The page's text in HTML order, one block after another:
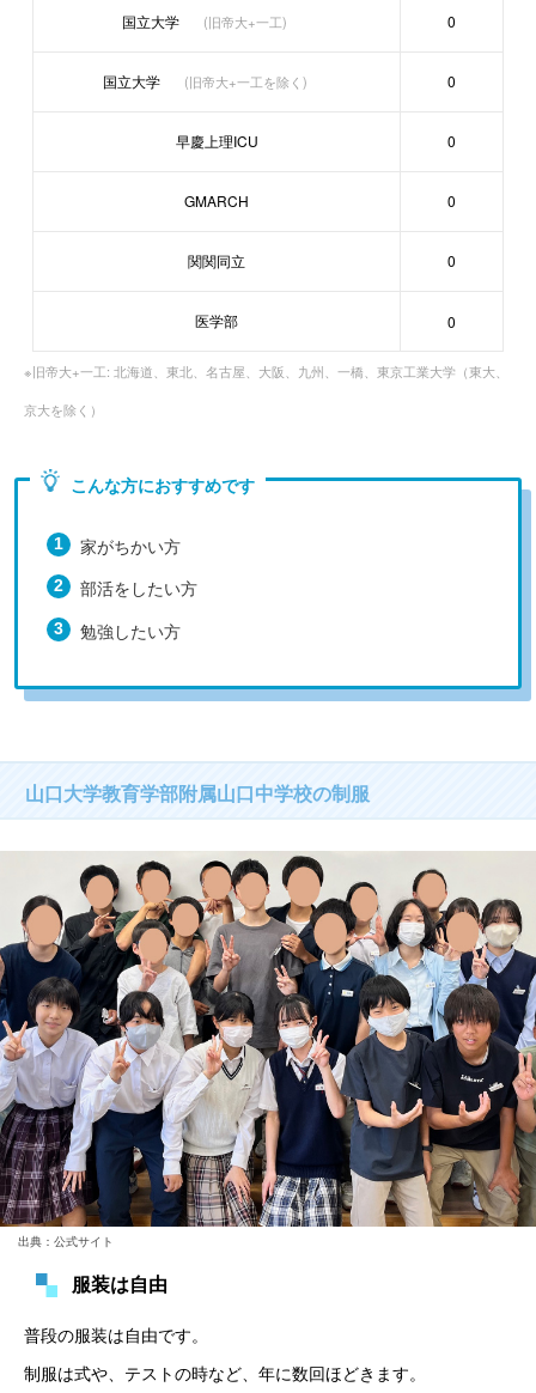
国立大学 (旧帝大+一工) 0
国立大学 (旧帝大+一工を除く) 0
早慶上理ICU 0
GMARCH 0
関関同立 0
医学部 0
※旧帝大+一工: 北海道、東北、名古屋、大阪、九州、一橋、東京工業大学（東大、
京大を除く）
こんな方におすすめです
家がちかい方
部活をしたい方
勉強したい方
山口大学教育学部附属山口中学校の制服
出典：公式サイト
服装は自由
普段の服装は自由です。
制服は式や、テストの時など、年に数回ほどきます。